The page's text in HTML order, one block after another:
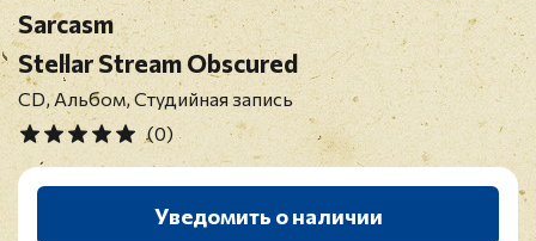
Sarcasm
Stellar Stream Obscured
CD, Альбом, Студийная запись
(0)
Уведомить о наличии